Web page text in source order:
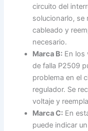
circuito del
solucionarlo, se
cableado y
necesario.
Marca B: En los
de falla P2509
problema en el
regulador. Se
voltaje y
Marca C: En
puede indicar